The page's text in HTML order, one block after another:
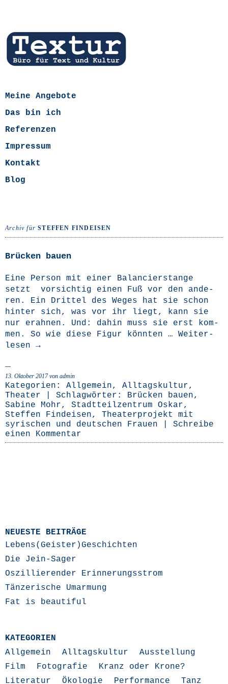
Meine Angebote
Das bin ich
Referenzen
Impressum
Kontakt
Blog
Archiv fürSTEFFEN FINDEISEN
Brücken bauen
Eine Per­son mit einer Balan­cier­stan­ge
setzt vor­sich­tig einen Fuß vor den ande­
ren. Ein Drit­tel des Weges hat sie schon
hin­ter sich, was vor ihr liegt, kann sie
nur erah­nen. Und: dahin muss sie erst kom­
men. So wie die­se Figur könn­ten … Wei­ter­
le­sen →
13. Oktober 2017von admin
Kategorien: Allgemein, Alltagskultur,
Theater | Schlagwörter: Brücken bauen,
Sabine Mohr, Stadtteilzentrum Oskar,
Steffen Findeisen, Theaterprojekt mit
syrischen und deutschen Frauen
Schreibe
einen Kommentar
NEUESTE BEITRÄGE
Lebens(Geister)Geschichten
Die Jein-Sager
Oszillierender Erinnerungsstrom
Tänzerische Umarmung
Fat is beautiful
KATEGORIEN
Allgemein
Alltagskultur
Ausstellung
Film
Fotografie
Kranz oder Krone?
Literatur
Ökologie Performance Tanz